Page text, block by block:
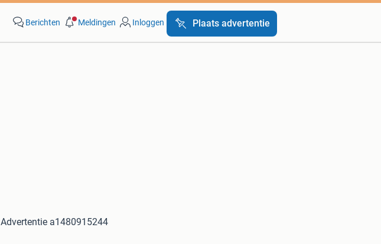
Berichten Meldingen Inloggen Plaats advertentie
Advertentie a1480915244